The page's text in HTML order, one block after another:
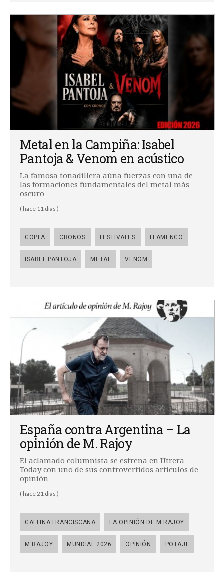
Metal en la Campiña: Isabel
Pantoja & Venom en acústico
La famosa tonadillera aúna fuerzas con una de
las formaciones fundamentales del metal más
oscuro
( hace 11 días )
COPLA CRONOS FESTIVALES FLAMENCO
ISABEL PANTOJA METAL VENOM
España contra Argentina – La
opinión de M. Rajoy
El aclamado columnista se estrena en Utrera
Today con uno de sus controvertidos artículos de
opinión
( hace 21 días )
GALLINA FRANCISCANA LA OPINIÓN DE M.RAJOY
M.RAJOY MUNDIAL 2026 OPINIÓN POTAJE